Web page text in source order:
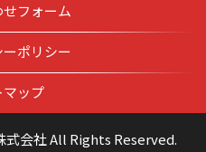
フォーム
ポリシー
マップ
会社 All Rights Reserved.